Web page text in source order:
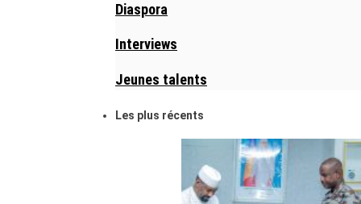
Diaspora
Interviews
Jeunes talents
Les plus récents